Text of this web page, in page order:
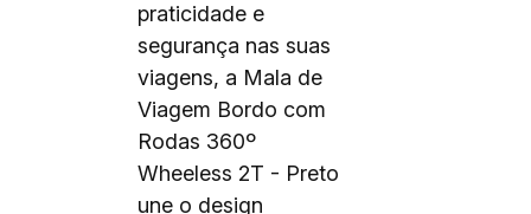
praticidade e
segurança nas suas
viagens, a Mala de
Viagem Bordo com
Rodas 360º
Wheeless 2T - Preto
une o design